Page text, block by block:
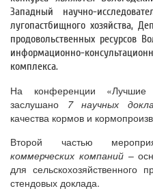
Западный научно-
лугопастбищного хозяйства,
продовольственных ресурсов
информационно-
комплекса.
На конференции
заслушано 7 научных
качества кормов и
Второй частью
коммерческих компаний–
для сельскохозяйственного
стендовых доклада.